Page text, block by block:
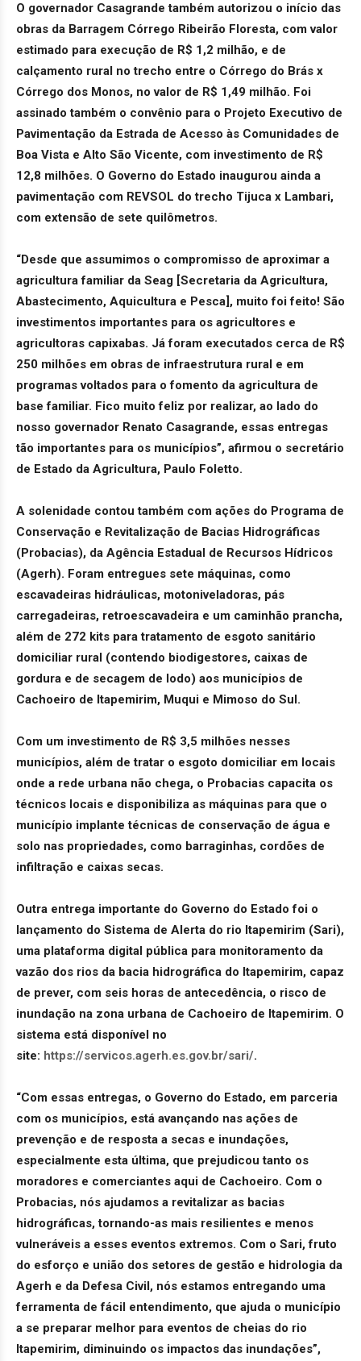
O governador Casagrande também autorizou o início das
obras da Barragem Córrego Ribeirão Floresta, com valor
estimado para execução de R$ 1,2 milhão, e de
calçamento rural no trecho entre o Córrego do Brás x
Córrego dos Monos, no valor de R$ 1,49 milhão. Foi
assinado também o convênio para o Projeto Executivo de
Pavimentação da Estrada de Acesso às Comunidades de
Boa Vista e Alto São Vicente, com investimento de R$
12,8 milhões. O Governo do Estado inaugurou ainda a
pavimentação com REVSOL do trecho Tijuca x Lambari,
com extensão de sete quilômetros.
“Desde que assumimos o compromisso de aproximar a
agricultura familiar da Seag [Secretaria da Agricultura,
Abastecimento, Aquicultura e Pesca], muito foi feito! São
investimentos importantes para os agricultores e
agricultoras capixabas. Já foram executados cerca de R$
250 milhões em obras de infraestrutura rural e em
programas voltados para o fomento da agricultura de
base familiar. Fico muito feliz por realizar, ao lado do
nosso governador Renato Casagrande, essas entregas
tão importantes para os municípios”, afirmou o secretário
de Estado da Agricultura, Paulo Foletto.
A solenidade contou também com ações do Programa de
Conservação e Revitalização de Bacias Hidrográficas
(Probacias), da Agência Estadual de Recursos Hídricos
(Agerh). Foram entregues sete máquinas, como
escavadeiras hidráulicas, motoniveladoras, pás
carregadeiras, retroescavadeira e um caminhão prancha,
além de 272 kits para tratamento de esgoto sanitário
domiciliar rural (contendo biodigestores, caixas de
gordura e de secagem de lodo) aos municípios de
Cachoeiro de Itapemirim, Muqui e Mimoso do Sul.
Com um investimento de R$ 3,5 milhões nesses
municípios, além de tratar o esgoto domiciliar em locais
onde a rede urbana não chega, o Probacias capacita os
técnicos locais e disponibiliza as máquinas para que o
município implante técnicas de conservação de água e
solo nas propriedades, como barraginhas, cordões de
infiltração e caixas secas.
Outra entrega importante do Governo do Estado foi o
lançamento do Sistema de Alerta do rio Itapemirim (Sari),
uma plataforma digital pública para monitoramento da
vazão dos rios da bacia hidrográfica do Itapemirim, capaz
de prever, com seis horas de antecedência, o risco de
inundação na zona urbana de Cachoeiro de Itapemirim. O
sistema está disponível no
site: https://servicos.agerh.es.gov.br/sari/.
“Com essas entregas, o Governo do Estado, em parceria
com os municípios, está avançando nas ações de
prevenção e de resposta a secas e inundações,
especialmente esta última, que prejudicou tanto os
moradores e comerciantes aqui de Cachoeiro. Com o
Probacias, nós ajudamos a revitalizar as bacias
hidrográficas, tornando-as mais resilientes e menos
vulneráveis a esses eventos extremos. Com o Sari, fruto
do esforço e união dos setores de gestão e hidrologia da
Agerh e da Defesa Civil, nós estamos entregando uma
ferramenta de fácil entendimento, que ajuda o município
a se preparar melhor para eventos de cheias do rio
Itapemirim, diminuindo os impactos das inundações”,